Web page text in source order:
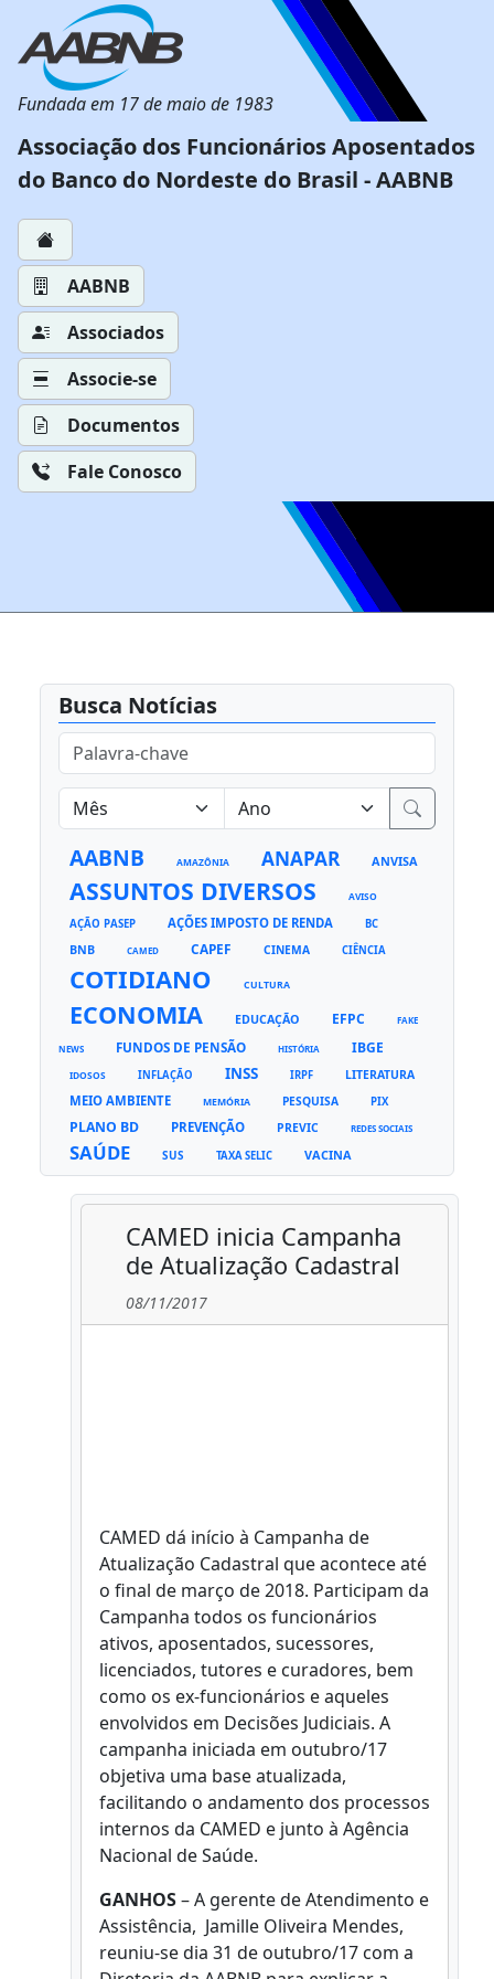
Fundada em 17 de maio de 1983
Associação dos Funcionários Aposentados
do Banco do Nordeste do Brasil - AABNB
AABNB
Associados
Associe-se
Documentos
Fale Conosco
Busca Notícias
AABNB AMAZÔNIA ANAPAR ANVISA
ASSUNTOS DIVERSOS AVISO
AÇÃO PASEP AÇÕES IMPOSTO DE RENDA BC
BNB CAMED CAPEF CINEMA CIÊNCIA
COTIDIANO CULTURA
ECONOMIA EDUCAÇÃO EFPC FAKE
NEWS FUNDOS DE PENSÃO HISTÓRIA IBGE
IDOSOS INFLAÇÃO INSS IRPF LITERATURA
MEIO AMBIENTE MEMÓRIA PESQUISA PIX
PLANO BD PREVENÇÃO PREVIC REDES SOCIAIS
SAÚDE SUS TAXA SELIC VACINA
CAMED inicia Campanha
de Atualização Cadastral
08/11/2017
CAMED dá início à Campanha de
Atualização Cadastral que acontece até
o final de março de 2018. Participam da
Campanha todos os funcionários
ativos, aposentados, sucessores,
licenciados, tutores e curadores, bem
como os ex-funcionários e aqueles
envolvidos em Decisões Judiciais. A
campanha iniciada em outubro/17
objetiva uma base atualizada,
facilitando o andamento dos processos
internos da CAMED e junto à Agência
Nacional de Saúde.
GANHOS– A gerente de Atendimento e
Assistência, Jamille Oliveira Mendes,
reuniu-se dia 31 de outubro/17 com a